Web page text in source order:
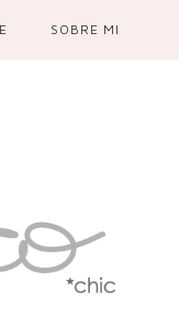
SOBRE MI